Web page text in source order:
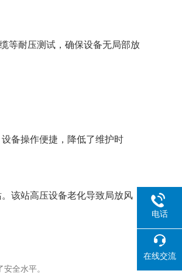
等耐压测试，确保设备无局部放
备操作便捷，降低了维护时
该站高压设备老化导致局放风
全水平。
电话
在线交流